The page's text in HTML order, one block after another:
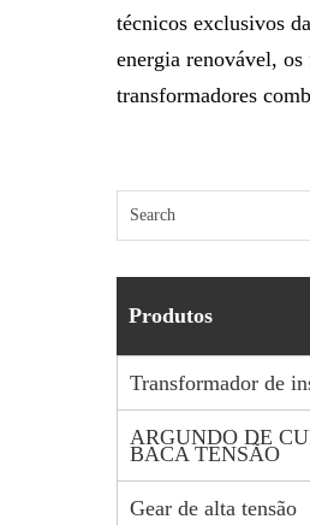
técnicos exclusivos
energia renovável,
transformadores
Produtos
Transformador de
ARGUNDO DE
BACA TENSÃO
Gear de alta tensão